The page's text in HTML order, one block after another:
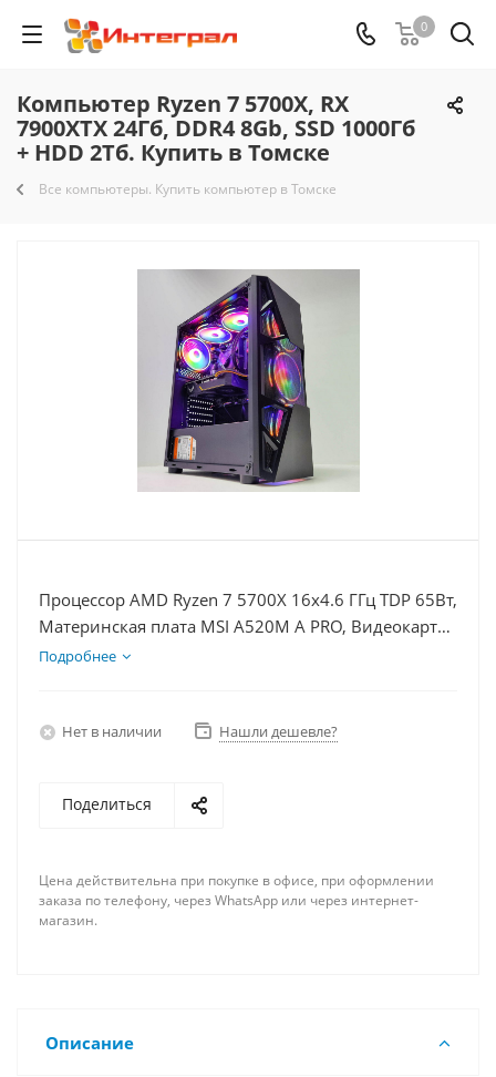
0
Компьютер Ryzen 7 5700X, RX
7900XTX 24Гб, DDR4 8Gb, SSD 1000Гб
+ HDD 2Тб. Купить в Томске
Все компьютеры. Купить компьютер в Томске
Процессор AMD Ryzen 7 5700X 16x4.6 ГГц TDP 65Вт,
Материнская плата MSI A520M A PRO, Видеокарта
RX 7900XTX 24Гб, Память DDR4 8Gb, Диски SSD
Подробнее
Нет в наличии Нашли дешевле?
Поделиться
Цена действительна при покупке в офисе, при оформлении
заказа по телефону, через WhatsApp или через интернет-
магазин.
Описание